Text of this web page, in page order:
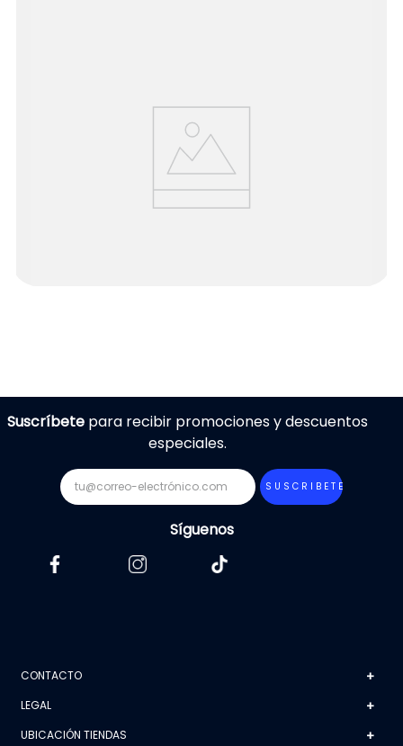
Suscríbete para recibir promociones y descuentos
especiales.
SUSCRIBETE
Síguenos
CONTACTO +
LEGAL +
UBICACIÓN TIENDAS +